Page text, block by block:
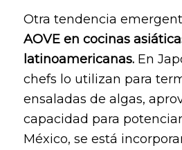
Otra tendencia
AOVE en cocinas
latinoamericanas.En
chefs lo utilizan para
ensaladas de algas,
capacidad para
México, se está